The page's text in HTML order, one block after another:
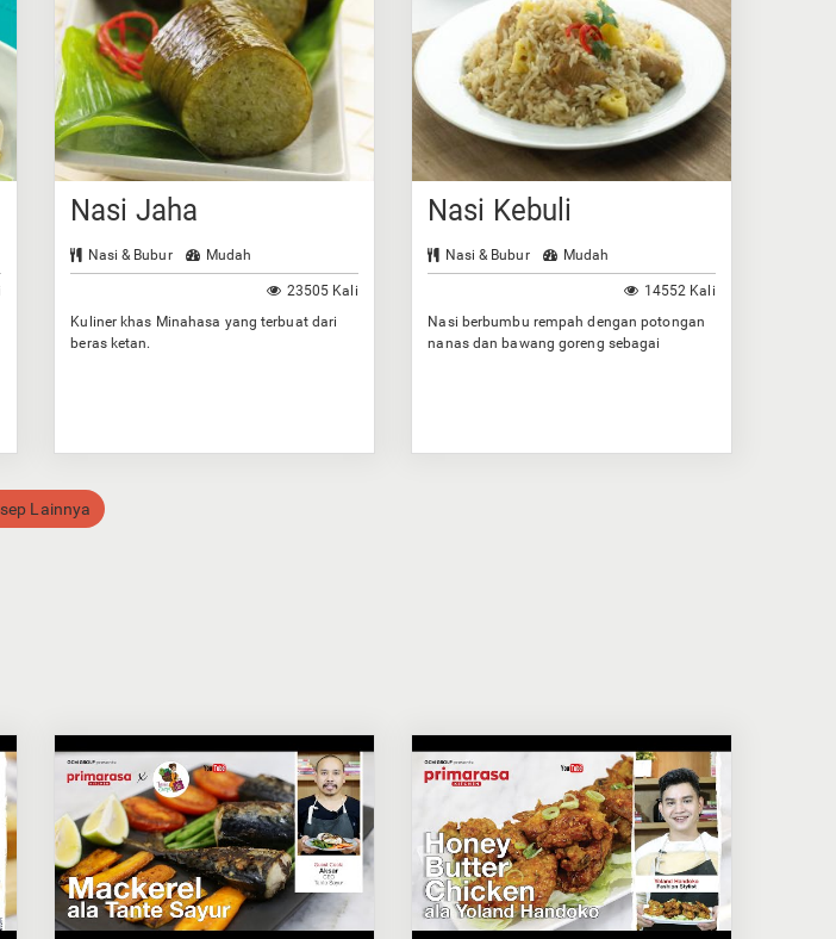
Nasi Jaha
Nasi & Bubur Mudah
23505 Kali
Kuliner khas Minahasa yang terbuat dari
beras ketan.
Nasi Kebuli
Nasi & Bubur Mudah
14552 Kali
Nasi berbumbu rempah dengan potongan
nanas dan bawang goreng sebagai
Lainnya